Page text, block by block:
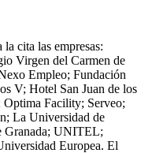
cita las empresas:
Virgen del Carmen de
Empleo; Fundación
V; Hotel San Juan de los
Facility; Serveo;
La Universidad de
Granada; UNITEL;
Europea. El